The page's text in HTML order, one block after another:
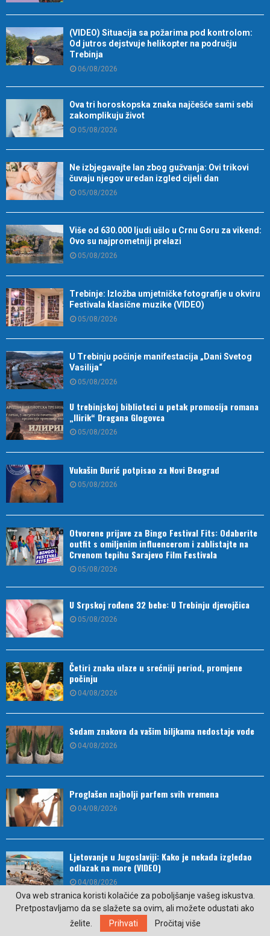
(VIDEO) Situacija sa požarima pod kontrolom:
Od jutros dejstvuje helikopter na području
Trebinja
06/08/2026
Ova tri horoskopska znaka najčešće sami sebi
zakomplikuju život
05/08/2026
Ne izbjegavajte lan zbog gužvanja: Ovi trikovi
čuvaju njegov uredan izgled cijeli dan
05/08/2026
Više od 630.000 ljudi ušlo u Crnu Goru za vikend:
Ovo su najprometniji prelazi
05/08/2026
Trebinje: Izložba umjetničke fotografije u okviru
Festivala klasične muzike (VIDEO)
05/08/2026
U Trebinju počinje manifestacija „Dani Svetog
Vasilija“
05/08/2026
U trebinjskoj biblioteci u petak promocija romana
„Ilirik“ Dragana Glogovca
05/08/2026
Vukašin Đurić potpisao za Novi Beograd
05/08/2026
Otvorene prijave za Bingo Festival Fits: Odaberite
outfit s omiljenim influencerom i zablistajte na
Crvenom tepihu Sarajevo Film Festivala
05/08/2026
U Srpskoj rođene 32 bebe: U Trebinju djevojčica
05/08/2026
Četiri znaka ulaze u srećniji period, promjene
počinju
04/08/2026
Sedam znakova da vašim biljkama nedostaje vode
04/08/2026
Proglašen najbolji parfem svih vremena
04/08/2026
Ljetovanje u Jugoslaviji: Kako je nekada izgledao
odlazak na more (VIDEO)
04/08/2026
Dodjelom nagrade „Zlatni platan“ Zlatanu Vidoviću
završen Festival u Trebinju
Ova web stranica koristi kolačiće za poboljšanje vašeg iskustva.
Pretpostavljamo da se slažete sa ovim, ali možete odustati ako
želite.
Prihvati Pročitaj više